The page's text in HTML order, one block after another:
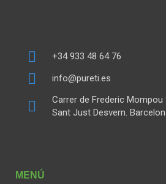
+34 933 48 64 76
info@pureti.es
Carrer de Frederic Mompou
Sant Just Desvern.
MENÚ